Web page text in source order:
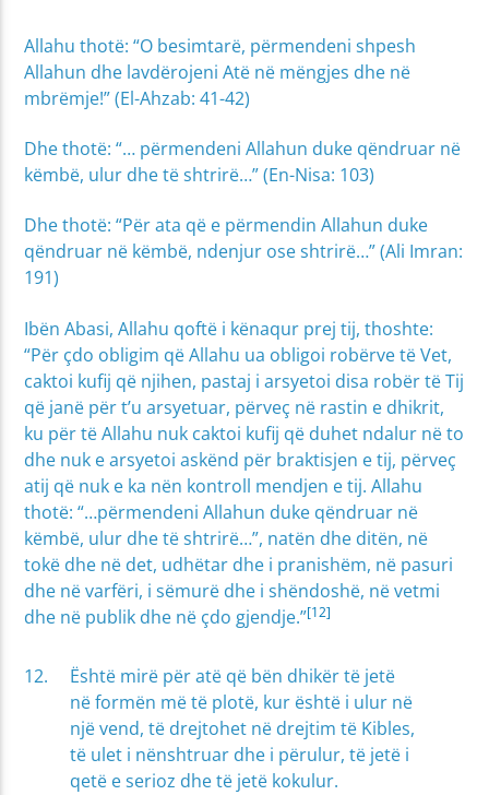
Allahu thotë: “O besimtarë, përmendeni shpesh
Allahun dhe lavdërojeni Atë në mëngjes dhe në
mbrëmje!” (El-Ahzab: 41-42)
Dhe thotë: “… përmendeni Allahun duke qëndruar në
këmbë, ulur dhe të shtrirë…” (En-Nisa: 103)
Dhe thotë: “Për ata që e përmendin Allahun duke
qëndruar në këmbë, ndenjur ose shtrirë…” (Ali Imran:
191)
Ibën Abasi, Allahu qoftë i kënaqur prej tij, thoshte:
“Për çdo obligim që Allahu ua obligoi robërve të Vet,
caktoi kufij që njihen, pastaj i arsyetoi disa robër të Tij
që janë për t’u arsyetuar, përveç në rastin e dhikrit,
ku për të Allahu nuk caktoi kufij që duhet ndalur në to
dhe nuk e arsyetoi askënd për braktisjen e tij, përveç
atij që nuk e ka nën kontroll mendjen e tij. Allahu
thotë: “…përmendeni Allahun duke qëndruar në
këmbë, ulur dhe të shtrirë…”, natën dhe ditën, në
tokë dhe në det, udhëtar dhe i pranishëm, në pasuri
dhe në varfëri, i sëmurë dhe i shëndoshë, në vetmi
dhe në publik dhe në çdo gjendje.”[12]
Është mirë për atë që bën dhikër të jetë
në formën më të plotë, kur është i ulur në
një vend, të drejtohet në drejtim të Kibles,
të ulet i nënshtruar dhe i përulur, të jetë i
qetë e serioz dhe të jetë kokulur.